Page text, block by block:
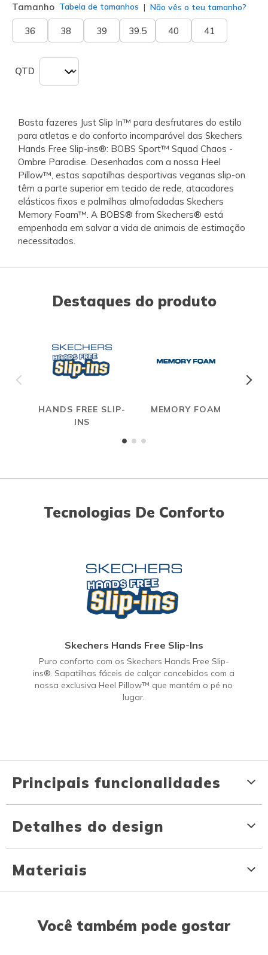
Tamanho Tabela de tamanhos Não vês o teu tamanho?
36 38 39 39.5 40 41
QTD
Basta fazeres Just Slip In™ para desfrutares do estilo
para atletas e do conforto incomparável das Skechers
Hands Free Slip-ins®: BOBS Sport™ Squad Chaos -
Ombre Paradise. Desenhadas com a nossa Heel
Pillow™, estas sapatilhas desportivas veganas slip-on
têm a parte superior em tecido de rede, atacadores
elásticos fixos e palmilhas almofadadas Skechers
Memory Foam™. A BOBS® from Skechers® está
empenhada em salvar a vida de animais de estimação
necessitados.
Destaques do produto
HANDS FREE SLIP-
INS
MEMORY FOAM
Tecnologias De Conforto
Skechers Hands Free Slip-Ins
Puro conforto com os Skechers Hands Free Slip-
ins®. Sapatilhas fáceis de calçar concebidos com a
nossa exclusiva Heel Pillow™ que mantém o pé no
lugar.
Principais funcionalidades
Detalhes do design
Materiais
Você também pode gostar